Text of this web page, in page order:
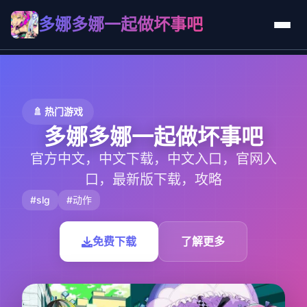
多娜多娜一起做坏事吧
🚿 热门游戏
多娜多娜一起做坏事吧
官方中文，中文下载，中文入口，官网入
口，最新版下载，攻略
#slg #动作
免费下载 了解更多